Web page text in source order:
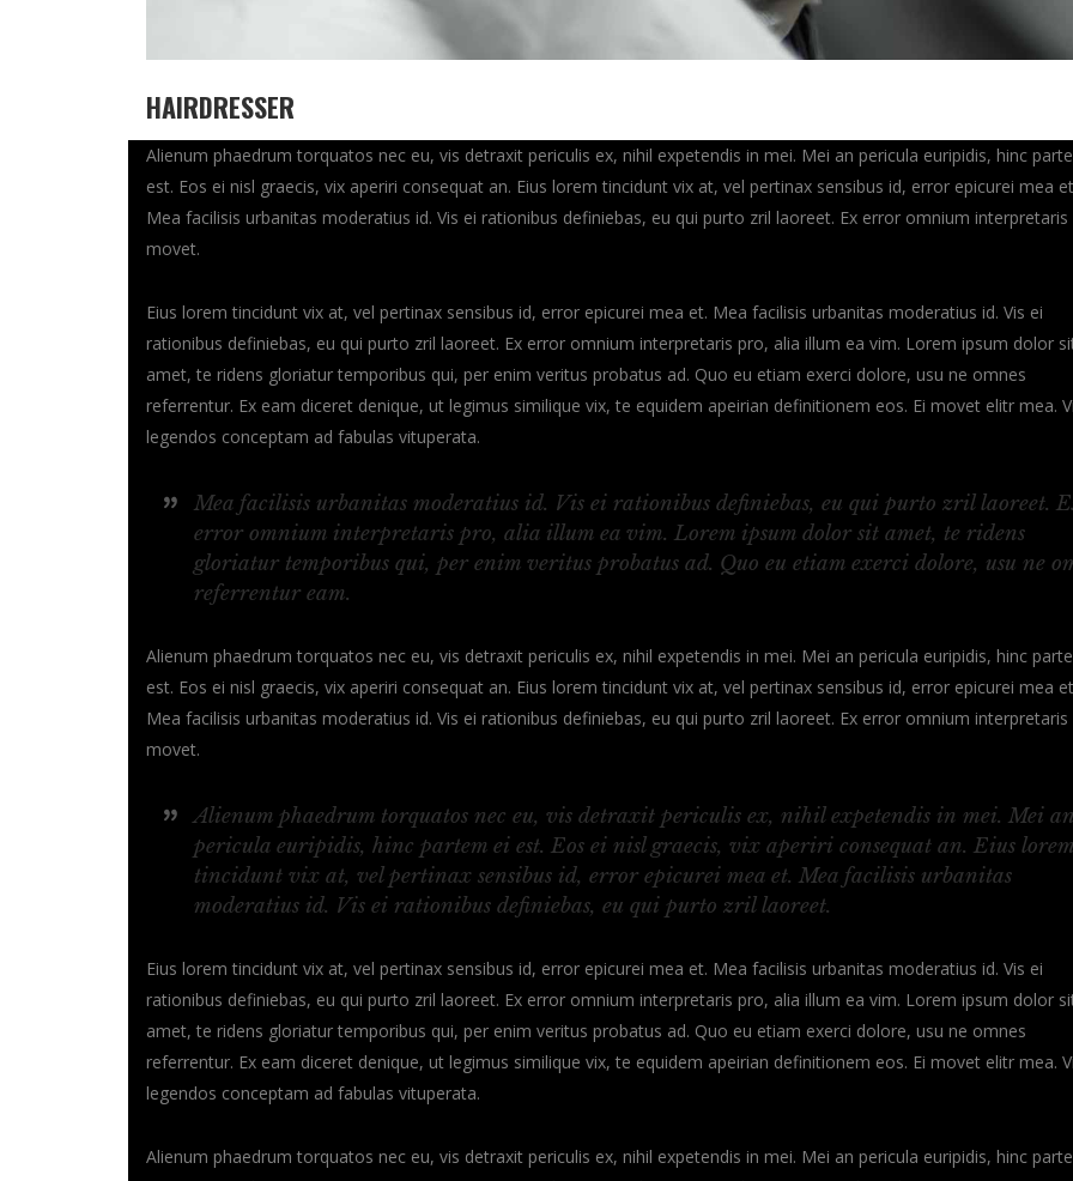
HAIRDRESSER
Alienum phaedrum torquatos nec eu, vis detraxit periculis ex, nihil expetendis in mei. Mei an pericula euripidis, hinc
est. Eos ei nisl graecis, vix aperiri consequat an. Eius lorem tincidunt vix at, vel pertinax sensibus id, error epicurei mea
Mea facilisis urbanitas moderatius id. Vis ei rationibus definiebas, eu qui purto zril laoreet. Ex error omnium interpretaris
movet.
Eius lorem tincidunt vix at, vel pertinax sensibus id, error epicurei mea et. Mea facilisis urbanitas moderatius id. Vis ei
rationibus definiebas, eu qui purto zril laoreet. Ex error omnium interpretaris pro, alia illum ea vim. Lorem ipsum dolor
amet, te ridens gloriatur temporibus qui, per enim veritus probatus ad. Quo eu etiam exerci dolore, usu ne omnes
referrentur. Ex eam diceret denique, ut legimus similique vix, te equidem apeirian definitionem eos. Ei movet elitr mea.
legendos conceptam ad fabulas vituperata.
Mea facilisis urbanitas moderatius id. Vis ei rationibus definiebas, eu qui purto zril laoreet.
error omnium interpretaris pro, alia illum ea vim. Lorem ipsum dolor sit amet, te ridens
gloriatur temporibus qui, per enim veritus probatus ad. Quo eu etiam exerci dolore, usu ne
referrentur eam.
Alienum phaedrum torquatos nec eu, vis detraxit periculis ex, nihil expetendis in mei. Mei an pericula euripidis, hinc
est. Eos ei nisl graecis, vix aperiri consequat an. Eius lorem tincidunt vix at, vel pertinax sensibus id, error epicurei mea
Mea facilisis urbanitas moderatius id. Vis ei rationibus definiebas, eu qui purto zril laoreet. Ex error omnium interpretaris
movet.
Alienum phaedrum torquatos nec eu, vis detraxit periculis ex, nihil expetendis in mei. Mei an
pericula euripidis, hinc partem ei est. Eos ei nisl graecis, vix aperiri consequat an. Eius lorem
tincidunt vix at, vel pertinax sensibus id, error epicurei mea et. Mea facilisis urbanitas
moderatius id. Vis ei rationibus definiebas, eu qui purto zril laoreet.
Eius lorem tincidunt vix at, vel pertinax sensibus id, error epicurei mea et. Mea facilisis urbanitas moderatius id. Vis ei
rationibus definiebas, eu qui purto zril laoreet. Ex error omnium interpretaris pro, alia illum ea vim. Lorem ipsum dolor
amet, te ridens gloriatur temporibus qui, per enim veritus probatus ad. Quo eu etiam exerci dolore, usu ne omnes
referrentur. Ex eam diceret denique, ut legimus similique vix, te equidem apeirian definitionem eos. Ei movet elitr mea.
legendos conceptam ad fabulas vituperata.
Alienum phaedrum torquatos nec eu, vis detraxit periculis ex, nihil expetendis in mei. Mei an pericula euripidis, hinc